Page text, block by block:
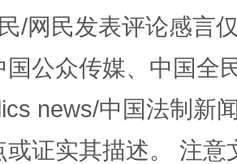
球赛在茂县开幕 规模
/网民发表评论感言
国公众传媒、中国全
news/中国法制新
或证实其描述。 注